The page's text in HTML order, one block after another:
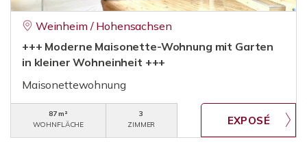
Weinheim / Hohensachsen
+++ Moderne Maisonette-Wohnung mit Garten
in kleiner Wohneinheit +++
Maisonettewohnung
87 m²
WOHNFLÄCHE
3
ZIMMER